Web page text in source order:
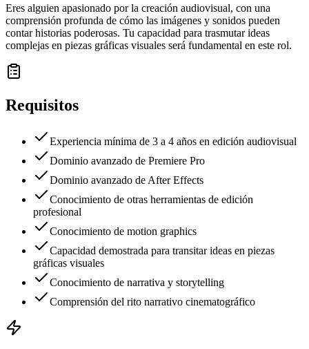
Eres alguien apasionado por la creación audiovisual, con una
comprensión profunda de cómo las imágenes y sonidos pueden
contar historias poderosas. Tu capacidad para trasmutar ideas
complejas en piezas gráficas visuales será fundamental en este rol.
Requisitos
Experiencia mínima de 3 a 4 años en edición audiovisual
Dominio avanzado de Premiere Pro
Dominio avanzado de After Effects
Conocimiento de otras herramientas de edición
profesional
Conocimiento de motion graphics
Capacidad demostrada para transitar ideas en piezas
gráficas visuales
Conocimiento de narrativa y storytelling
Comprensión del rito narrativo cinematográfico